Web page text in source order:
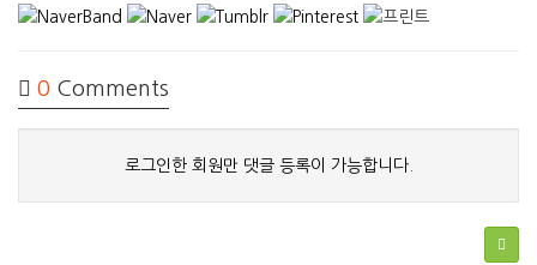
0 Comments
로그인한 회원만 댓글 등록이 가능합니다.